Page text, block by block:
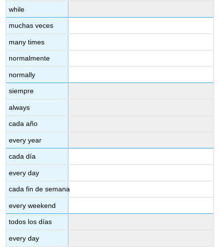
while
muchas veces
many times
normalmente
normally
siempre
always
cada año
every year
cada día
every day
cada fin de semana
every weekend
todos los días
every day